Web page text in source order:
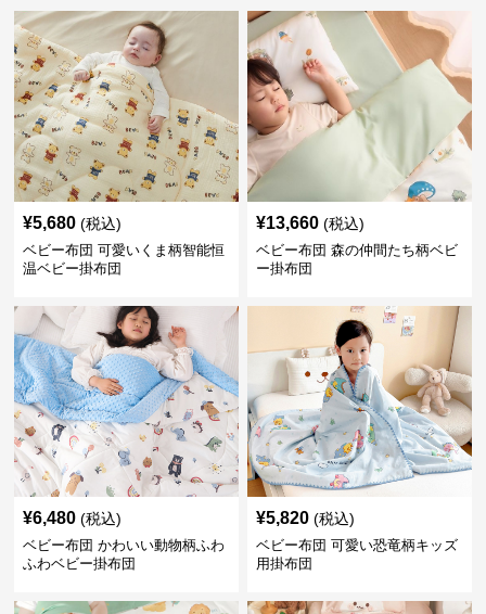
¥5,680 (税込)
ベビー布団 可愛いくま柄智能恒
温ベビー掛布団
¥13,660 (税込)
ベビー布団 森の仲間たち柄ベビ
ー掛布団
¥6,480 (税込)
ベビー布団 かわいい動物柄ふわ
ふわベビー掛布団
¥5,820 (税込)
ベビー布団 可愛い恐竜柄キッズ
用掛布団